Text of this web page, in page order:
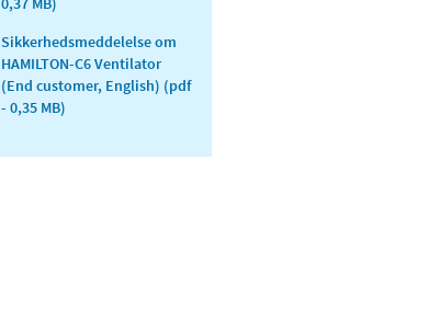
Sikkerhedsmeddelelse om
HAMILTON-C6 Ventilator
(End customer, English) (pdf
- 0,35 MB)